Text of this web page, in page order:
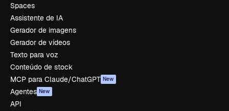
Spaces
Assistente de IA
Gerador de imagens
Gerador de vídeos
Texto para voz
Conteúdo de stock
MCP para Claude/ChatGPT New
Agentes New
API